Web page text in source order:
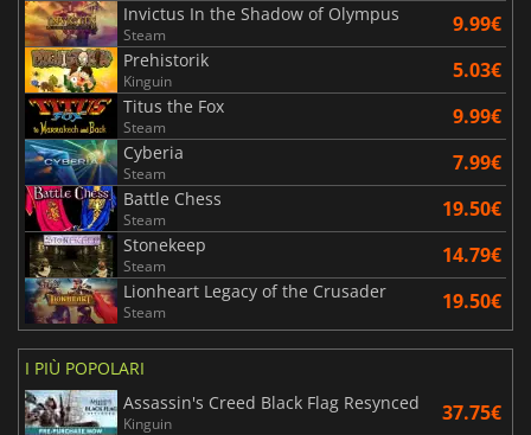
Invictus In the Shadow of Olympus
Steam 9.99€
Prehistorik
Kinguin 5.03€
Titus the Fox
Steam 9.99€
Cyberia
Steam 7.99€
Battle Chess
Steam 19.50€
Stonekeep
Steam 14.79€
Lionheart Legacy of the Crusader
Steam 19.50€
I PIÙ POPOLARI
Assassin's Creed Black Flag Resynced
Kinguin 37.75€